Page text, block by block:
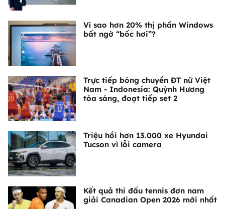
Vì sao hơn 20% thị phần Windows
bất ngờ “bốc hơi”?
Trực tiếp bóng chuyền ĐT nữ Việt
Nam - Indonesia: Quỳnh Hương
tỏa sáng, đoạt tiếp set 2
Triệu hồi hơn 13.000 xe Hyundai
Tucson vì lỗi camera
Kết quả thi đấu tennis đơn nam
giải Canadian Open 2026 mới nhất